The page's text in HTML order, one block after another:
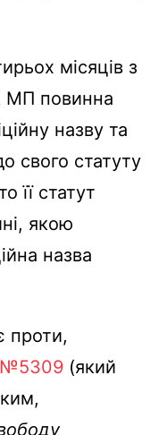
місяців з
МП повинна
назву та
свого статуту
її статут
якою
назва
проти,
№5309 (який